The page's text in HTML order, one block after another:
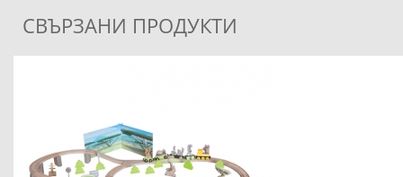
СВЪРЗАНИ ПРОДУКТИ